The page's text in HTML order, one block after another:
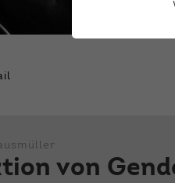
von
Laufzeit
Wir